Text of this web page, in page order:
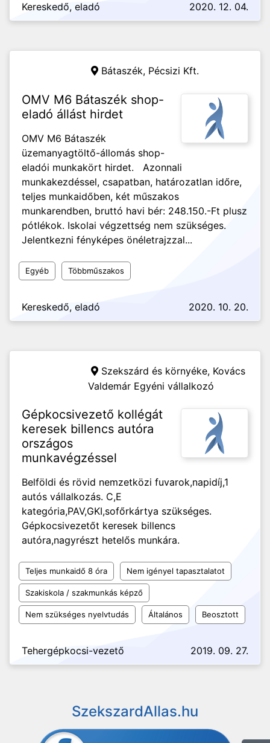
Kereskedő, eladó 2020. 12. 04.
Bátaszék, Pécsizi Kft.
OMV M6 Bátaszék shop-
eladó állást hirdet
OMV M6 Bátaszék
üzemanyagtöltő-állomás shop-
eladói munkakört hirdet. Azonnali
munkakezdéssel, csapatban, határozatlan időre,
teljes munkaidőben, két műszakos
munkarendben, bruttó havi bér: 248.150.-Ft plusz
pótlékok. Iskolai végzettség nem szükséges.
Jelentkezni fényképes önéletrajzzal...
Egyéb Többműszakos
Kereskedő, eladó 2020. 10. 20.
Szekszárd és környéke, Kovács
Valdemár Egyéni vállalkozó
Gépkocsivezető kollégát
keresek billencs autóra
országos
munkavégzéssel
Belföldi és rövid nemzetközi fuvarok,napidíj,1
autós vállalkozás. C,E
kategória,PAV,GKI,sofőrkártya szükséges.
Gépkocsivezetőt keresek billencs
autóra,nagyrészt hetelős munkára.
Teljes munkaidő 8 óra Nem igényel tapasztalatot
Szakiskola / szakmunkás képző
Nem szükséges nyelvtudás Általános Beosztott
Tehergépkocsi-vezető 2019. 09. 27.
SzekszardAllas.hu